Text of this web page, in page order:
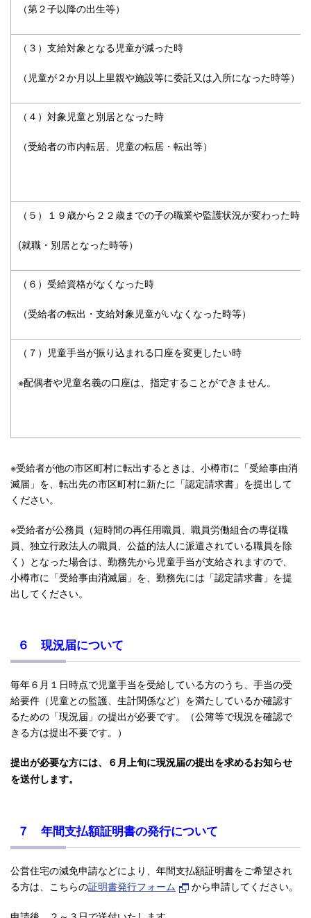
（第２子以降の出生等）
（３）支給対象となる児童が減った時
（児童が２か月以上里親や施設等に委託又は入所になった時等）
（４）対象児童と別居となった時
（受給者の市内転居、児童の転居・転出等）
（５）１９歳から２２歳までの子の職業や監護状況が変わった時
(就職・別居となった時等）
（６）受給資格がなくなった時
（受給者の転出・支給対象児童がいなくなった時等）
（７）児童手当が振り込まれる口座を変更したい時
※配偶者や児童名義の口座は、指定することができません。
※受給者が他の市区町村に転出するときは、小樽市に「受給事由消
滅届」を、転出先の市区町村に新たに「認定請求書」を提出して
ください。
※受給者が公務員（短時間の再任用職員、職員労働組合の専従職
員、独立行政法人の職員、公益的法人に派遣されている職員を除
く）となった場合は、勤務先から児童手当が支給されますので、
小樽市に「受給事由消滅届」を、勤務先には「認定請求書」を提
出してください。
６ 現況届について
毎年６月１日時点で児童手当を受給している方のうち、手当の受
給要件（児童との監護、生計関係など）を満たしているか確認す
るための「現況届」の提出が必要です。（公簿等で現況を確認で
きる方は提出不要です。）
提出が必要な方には、６月上旬に現況届の提出を求めるお知らせ
を送付します。
７ 年間支払額証明書の発行について
公営住宅の減免申請などにより、年間支払額証明書をご希望され
る方は、こちらの証明書発行フォーム から申請してください。